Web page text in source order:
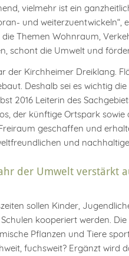
vielmehr ist ein
und
Themen Wohnraum,
schont die Umwelt und
der Kirchheimer Dreiklang.
Deshalb sei es wichtig
2016 Leiterin des
der künftige Ortspark
geschaffen und
und
der Umwelt verstärkt
sollen Kinder,
kooperiert werden.
Pflanzen und Tiere
fuchsweit? Ergänzt